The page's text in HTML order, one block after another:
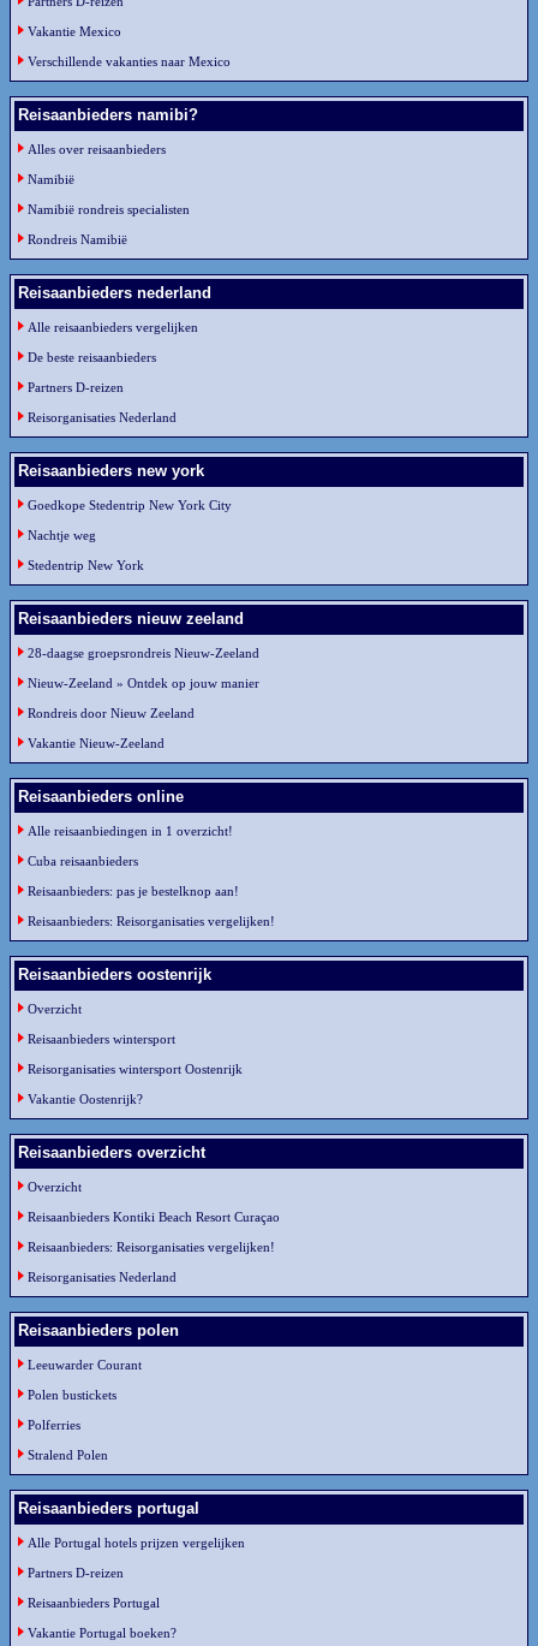
Vakantie Mexico
Verschillende vakanties naar Mexico
Reisaanbieders namibi?
Alles over reisaanbieders
Namibië
Namibië rondreis specialisten
Rondreis Namibië
Reisaanbieders nederland
Alle reisaanbieders vergelijken
De beste reisaanbieders
Partners D-reizen
Reisorganisaties Nederland
Reisaanbieders new york
Goedkope Stedentrip New York City
Nachtje weg
Stedentrip New York
Reisaanbieders nieuw zeeland
28-daagse groepsrondreis Nieuw-Zeeland
Nieuw-Zeeland » Ontdek op jouw manier
Rondreis door Nieuw Zeeland
Vakantie Nieuw-Zeeland
Reisaanbieders online
Alle reisaanbiedingen in 1 overzicht!
Cuba reisaanbieders
Reisaanbieders: pas je bestelknop aan!
Reisaanbieders: Reisorganisaties vergelijken!
Reisaanbieders oostenrijk
Overzicht
Reisaanbieders wintersport
Reisorganisaties wintersport Oostenrijk
Vakantie Oostenrijk?
Reisaanbieders overzicht
Overzicht
Reisaanbieders Kontiki Beach Resort Curaçao
Reisaanbieders: Reisorganisaties vergelijken!
Reisorganisaties Nederland
Reisaanbieders polen
Leeuwarder Courant
Polen bustickets
Polferries
Stralend Polen
Reisaanbieders portugal
Alle Portugal hotels prijzen vergelijken
Partners D-reizen
Reisaanbieders Portugal
Vakantie Portugal boeken?